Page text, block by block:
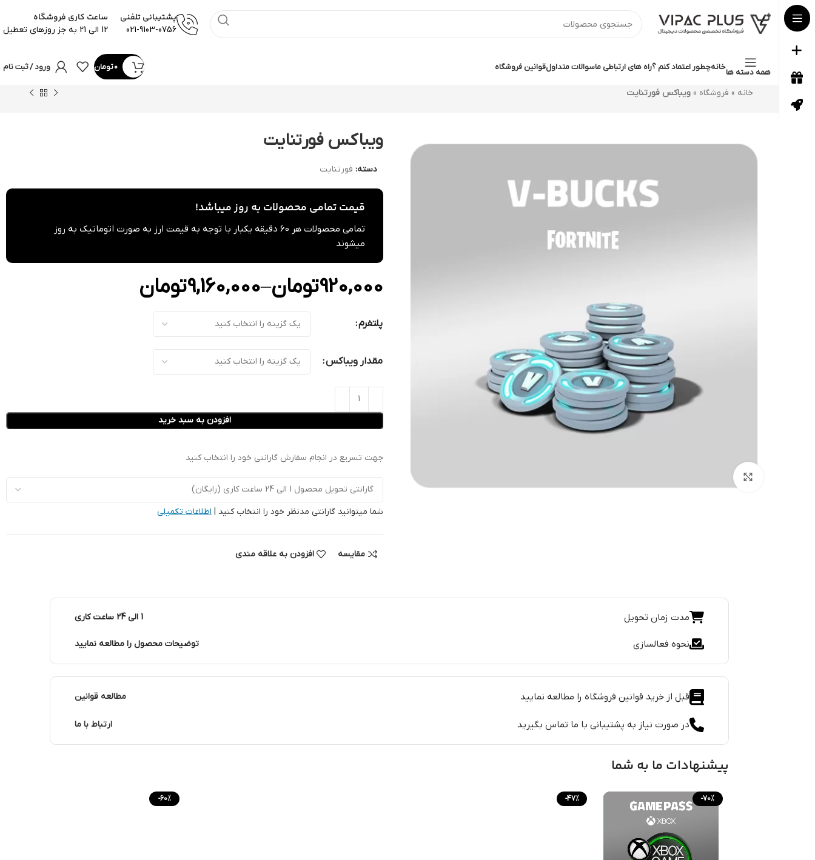
پشتیبانی تلفنی
021-9103-0756
ساعت کاری فروشگاه
12 الی 21 به جز روزهای تعطیل
همه دسته ها
خانهچطور اعتماد کنم ؟راه های ارتباطی ماسوالات متداولقوانین فروشگاه 0تومان ورود / ثبت نام
خانه » فروشگاه » ویباکس فورتنایت
ویباکس فورتنایت
دسته: فورتنایت
قیمت تمامی محصولات به روز میباشد!
تمامی محصولات هر 60 دقیقه یکبار با توجه به قیمت ارز به صورت اتوماتیک به روز
میشوند
920,000تومان–
9,160,000تومان
پلتفرم
مقدار ویباکس
افزودن به سبد خرید
جهت تسریع در انجام سفارش گارانتی خود را انتخاب کنید
شما میتوانید گارانتی مدنظر خود را انتخاب کنید | اطلاعات تکمیلی
مقایسه افزودن به علاقه مندی
مدت زمان تحویل 1 الی 24 ساعت کاری
نحوه فعالسازی توضیحات محصول را مطالعه نمایید
قبل از خرید قوانین فروشگاه را مطالعه نمایید مطالعه قوانین
در صورت نیاز به پشتیبانی با ما تماس بگیرید ارتباط با ما
پیشنهادات ما به شما
-70%
-47%
-60%